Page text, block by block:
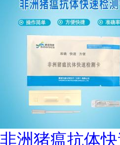
非洲猪瘟抗体